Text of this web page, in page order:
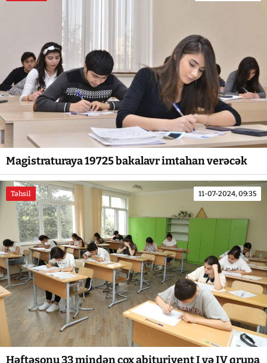
Magistraturaya 19725 bakalavr imtahan verəcək
Təhsil 11-07-2024, 09:35
Həftəsonu 33 mindən çox abituriyent I və IV qrupa